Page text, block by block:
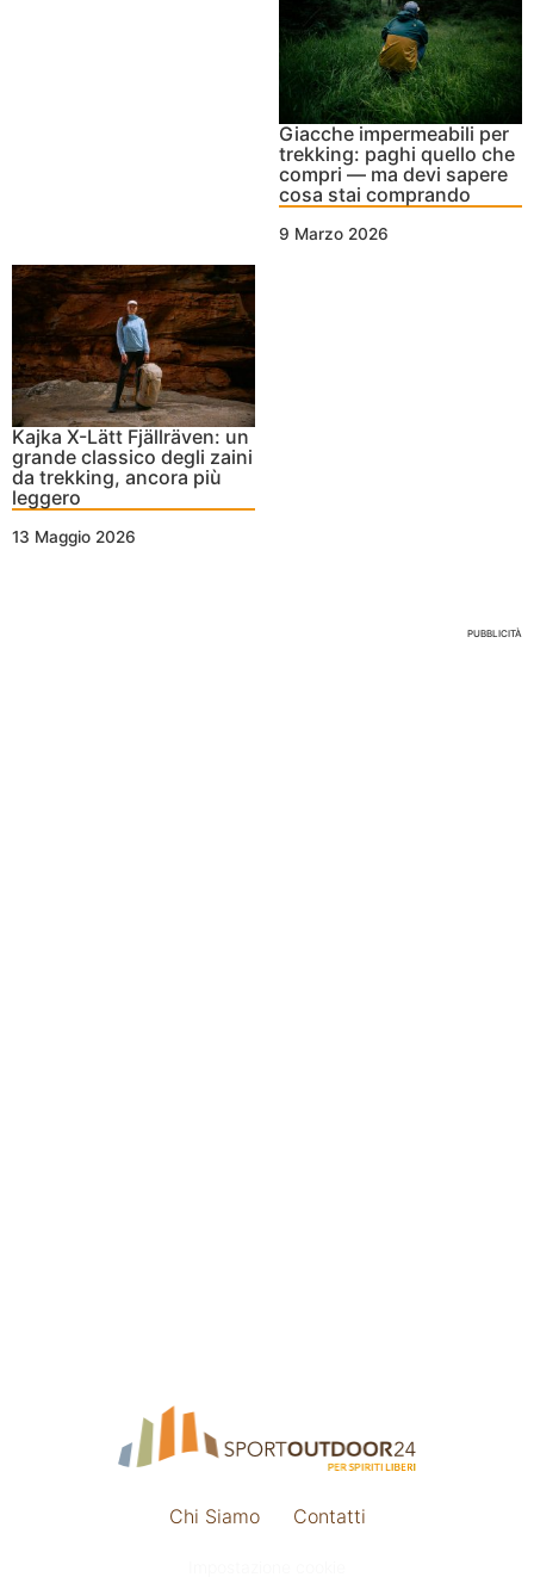
Giacche impermeabili per
trekking: paghi quello che
compri — ma devi sapere
cosa stai comprando
9 Marzo 2026
Kajka X-Lätt Fjällräven: un
grande classico degli zaini
da trekking, ancora più
leggero
13 Maggio 2026
PUBBLICITÀ
Chi Siamo Contatti